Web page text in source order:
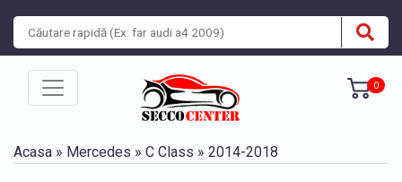
0
Acasa » Mercedes » C Class » 2014-2018